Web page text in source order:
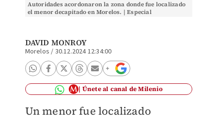
Autoridades acordonaron la zona donde fue localizado
el menor decapitado en Morelos. | Especial
DAVID MONROY
Morelos / 30.12.2024 12:34:00
Únete al canal de Milenio
Un menor fue localizado